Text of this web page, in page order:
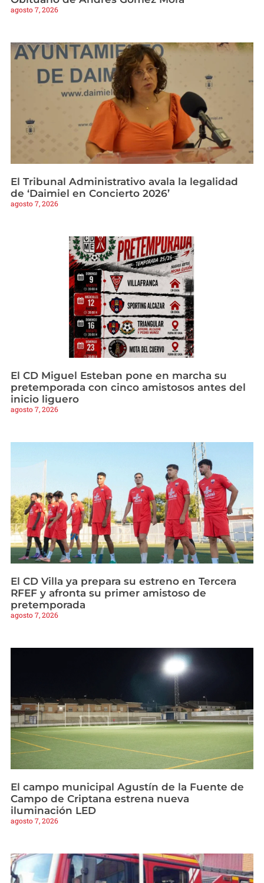
agosto 7, 2026
El Tribunal Administrativo avala la legalidad
de ‘Daimiel en Concierto 2026’
agosto 7, 2026
El CD Miguel Esteban pone en marcha su
pretemporada con cinco amistosos antes del
inicio liguero
agosto 7, 2026
El CD Villa ya prepara su estreno en Tercera
RFEF y afronta su primer amistoso de
pretemporada
agosto 7, 2026
El campo municipal Agustín de la Fuente de
Campo de Criptana estrena nueva
iluminación LED
agosto 7, 2026